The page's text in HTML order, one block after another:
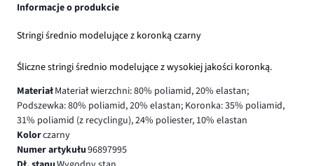
Informacje o produkcie
Stringi średnio modelujące z koronką czarny
Śliczne stringi średnio modelujące z wysokiej jakości koronką.
MateriałMateriał wierzchni: 80% poliamid, 20% elastan;
Podszewka: 80% poliamid, 20% elastan; Koronka: 35% poliamid,
31% poliamid (z recyclingu), 24% poliester, 10% elastan
Kolorczarny
Numer artykułu96897995